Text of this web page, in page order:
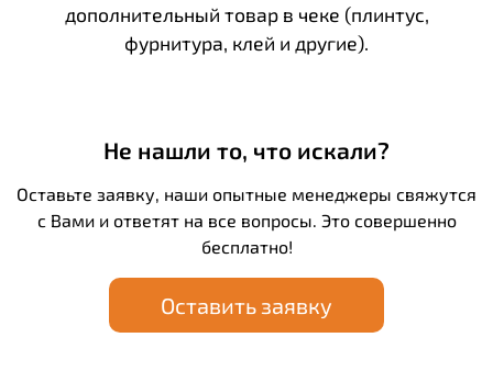
дополнительный товар в чеке (плинтус,
фурнитура, клей и другие).
Не нашли то, что искали?
Оставьте заявку, наши опытные менеджеры свяжутся
с Вами и ответят на все вопросы. Это совершенно
бесплатно!
Оставить заявку